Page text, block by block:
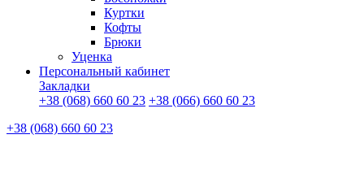
Куртки
Кофты
Брюки
Уценка
Персональный кабинет
Закладки
+38 (068) 660 60 23 +38 (066) 660 60 23
+38 (068) 660 60 23